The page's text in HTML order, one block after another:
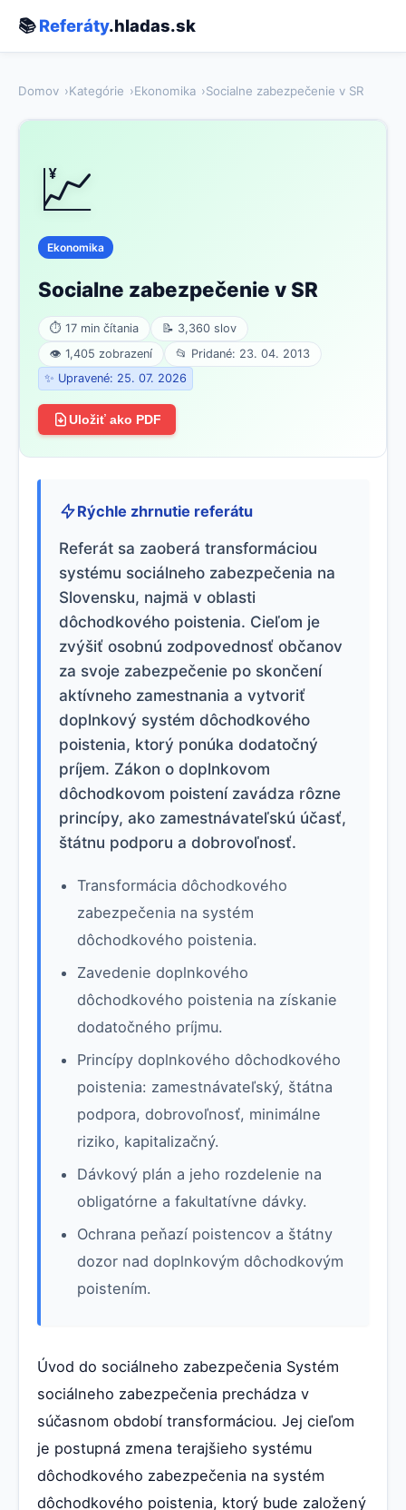
📚Referáty.hladas.sk
Domov Kategórie Ekonomika Socialne zabezpečenie v SR
💹
Ekonomika
Socialne zabezpečenie v SR
⏱ 17 min čítania
📝 3,360 slov
👁 1,405 zobrazení
📂 Pridané: 23. 04. 2013
✨ Upravené: 25. 07. 2026
Uložiť ako PDF
Rýchle zhrnutie referátu
Referát sa zaoberá transformáciou
systému sociálneho zabezpečenia na
Slovensku, najmä v oblasti
dôchodkového poistenia. Cieľom je
zvýšiť osobnú zodpovednosť občanov
za svoje zabezpečenie po skončení
aktívneho zamestnania a vytvoriť
doplnkový systém dôchodkového
poistenia, ktorý ponúka dodatočný
príjem. Zákon o doplnkovom
dôchodkovom poistení zavádza rôzne
princípy, ako zamestnávateľskú účasť,
štátnu podporu a dobrovoľnosť.
Transformácia dôchodkového
zabezpečenia na systém
dôchodkového poistenia.
Zavedenie doplnkového
dôchodkového poistenia na získanie
dodatočného príjmu.
Princípy doplnkového dôchodkového
poistenia: zamestnávateľský, štátna
podpora, dobrovoľnosť, minimálne
riziko, kapitalizačný.
Dávkový plán a jeho rozdelenie na
obligatórne a fakultatívne dávky.
Ochrana peňazí poistencov a štátny
dozor nad doplnkovým dôchodkovým
poistením.
Úvod do sociálneho zabezpečenia Systém
sociálneho zabezpečenia prechádza v
súčasnom období transformáciou. Jej cieľom
je postupná zmena terajšieho systému
dôchodkového zabezpečenia na systém
dôchodkového poistenia, ktorý bude založený